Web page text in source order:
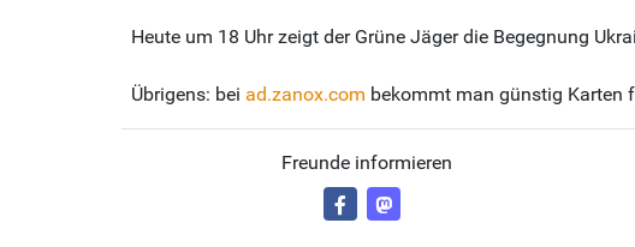
Heute um 18 Uhr zeigt der Grüne Jäger die Begegnung
Übrigens: bei ad.zanox.com bekommt man günstig Karten
Freunde informieren